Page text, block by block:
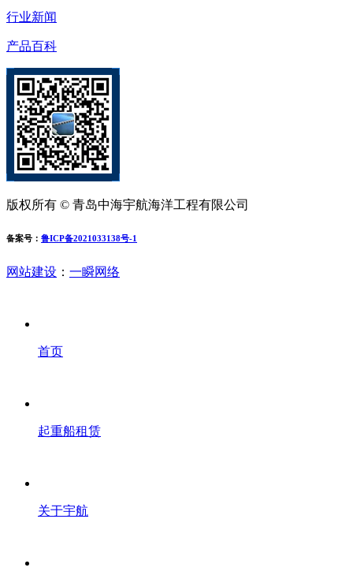
行业新闻
产品百科
版权所有 © 青岛中海宇航海洋工程有限公司
备案号： 鲁ICP备2021033138号-1
网站建设 ： 一瞬网络
首页
起重船租赁
关于宇航